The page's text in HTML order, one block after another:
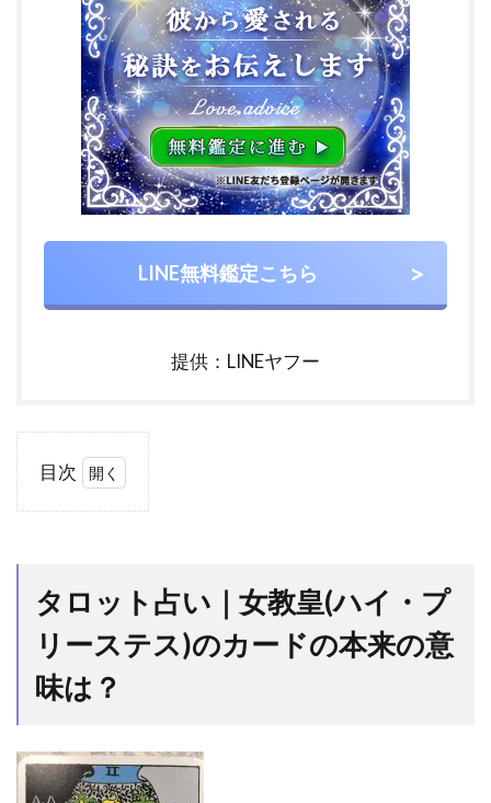
LINE無料鑑定こちら
提供：LINEヤフー
目次
｜女
教皇
(ハ
プリ
ス)
のカ
タロット占い｜女教皇(ハイ・プ
リーステス)のカードの本来の意
味は？